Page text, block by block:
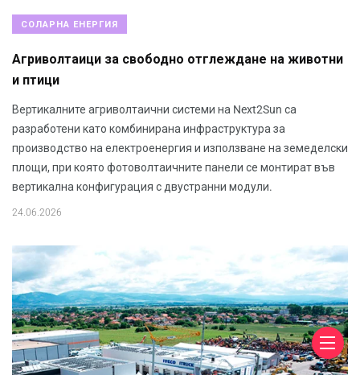
СОЛАРНА ЕНЕРГИЯ
Агриволтаици за свободно отглеждане на животни
и птици
Вертикалните агриволтаични системи на Next2Sun са
разработени като комбинирана инфраструктура за
производство на електроенергия и използване на земеделски
площи, при която фотоволтаичните панели се монтират във
вертикална конфигурация с двустранни модули.
24.06.2026